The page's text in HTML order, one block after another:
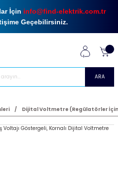
İçin info@find-elektrik.com.tr
Geçebilirsiniz.
ARA
Dijital Voltmetre (Regülatörler